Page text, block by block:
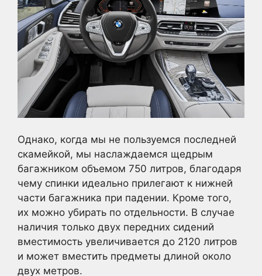
Однако, когда мы не пользуемся последней
скамейкой, мы наслаждаемся щедрым
багажником объемом 750 литров, благодаря
чему спинки идеально прилегают к нижней
части багажника при падении. Кроме того,
их можно убирать по отдельности. В случае
наличия только двух передних сидений
вместимость увеличивается до 2120 литров
и может вместить предметы длиной около
двух метров.